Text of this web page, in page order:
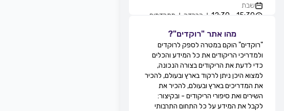
שבת
15:30 - 12:30
הרקדה מתקדמים
גילה סולומון לוי חוגים והרקדות שבועיות
טיילת בת ים - חוף הסלע, בחורף
מ-11:00, בת ים, ישראל
שבת
12:30 - 11:00
מעגל
מתקדמים
13:30 - 12:30
זוגות מתקדמים
מירי אקוני חוגים והרקדות שבועיות
מהו אתר "רוקדים"?
"רוקדים" הוקם במטרה לספק לרוקדים
ולמדריכי הריקודים את כל המידע והכלים
כדי לדעת את הריקודים בצורה הנכונה,
למצוא היכן ניתן לרקוד בארץ ובעולם, להכיר
את המדריכים בארץ ובעולם, להכיר את
השירים ואת סיפורי הריקודים - ובקיצור:
לקבל את המידע על כל התחום התרבותי